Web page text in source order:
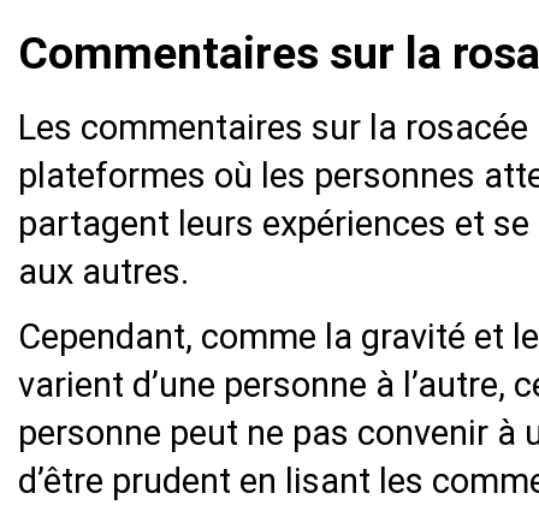
Commentaires sur la
Les commentaires sur la
plateformes où les personnes
partagent leurs expériences et
aux autres.
Cependant, comme la gravité et
varient d’une personne à l’autre,
personne peut ne pas convenir
d’être prudent en lisant les